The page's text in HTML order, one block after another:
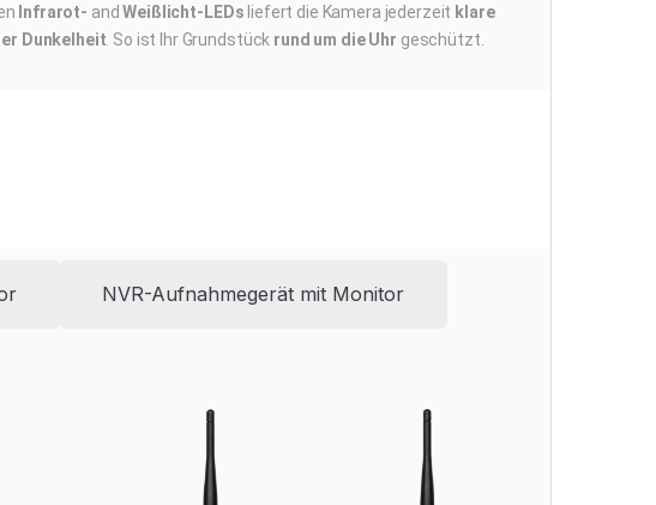
Infrarot- andWeißlicht-LEDs liefert die Kamera jederzeit klare
Dunkelheit . So ist Ihr Grundstück rund um die Uhr geschützt.
NVR-Aufnahmegerät mit Monitor